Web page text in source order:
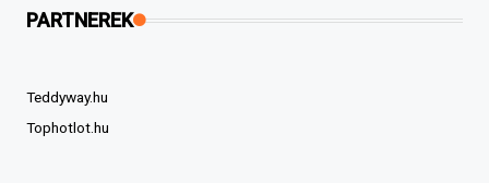
PARTNEREK
Teddyway.hu
Tophotlot.hu